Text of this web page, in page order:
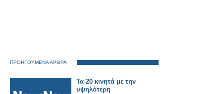
ΠΡΟΗΓΟΥΜΕΝΑ ΑΡΘΡΑ
Τα 20 κινητά με την
υψηλότερη